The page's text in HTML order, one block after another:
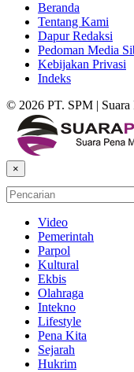
Beranda
Tentang Kami
Dapur Redaksi
Pedoman Media
Kebijakan Privasi
Indeks
© 2026 PT. SPM | Suara
×
Video
Pemerintah
Parpol
Kultural
Ekbis
Olahraga
Intekno
Lifestyle
Pena Kita
Sejarah
Hukrim